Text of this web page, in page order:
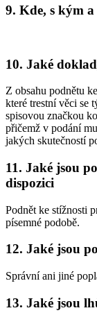
9. Kde, s kým
10. Jaké
Z obsahu podnětu
které trestní věci se
spisovou značkou
přičemž v podání
jakých skutečností
11. Jaké jsou
dispozici
Podnět ke stížnosti
písemné podobě.
12. Jaké jsou
Správní ani jiné
13. Jaké jsou